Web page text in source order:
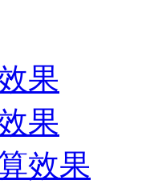
果
果
效果